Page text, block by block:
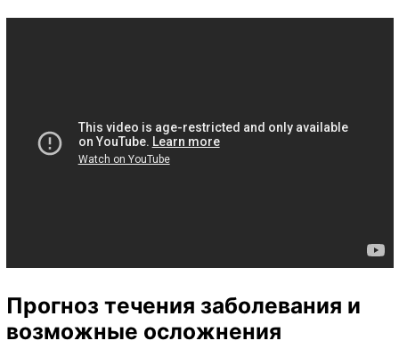
Прогноз течения заболевания и
возможные осложнения